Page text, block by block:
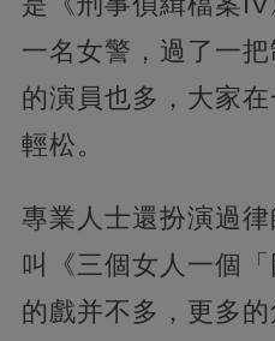
一名女警，過了一
的演員也多，大家
輕松。
專業人士還扮演過
叫《三個女人一個
的戲并不多，更多